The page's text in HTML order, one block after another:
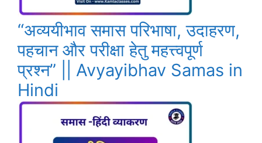
“अव्ययीभाव समास परिभाषा, उदाहरण,
पहचान और परीक्षा हेतु महत्त्वपूर्ण
प्रश्न” || Avyayibhav Samas in
Hindi